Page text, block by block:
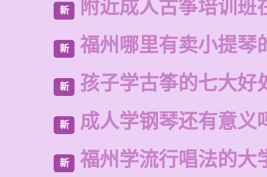
新 附近成人古筝培训班
新 福州哪里有卖小提琴
新 孩子学古筝的七大好
新 成人学钢琴还有意义
新 福州学流行唱法的大